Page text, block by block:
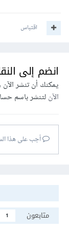
اقتباس
انضم إلى
يمكنك أن تنشر
الآنلتنشر باسم
أجب على هذا
متابعون
1